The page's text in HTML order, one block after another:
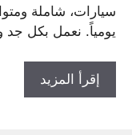
يومياً. نعمل بكل جد
إقرأ المزيد